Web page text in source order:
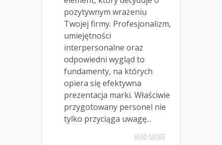
pozytywnym wrażeniu
Twojej firmy. Profesjonalizm,
umiejętności
interpersonalne oraz
odpowiedni wygląd to
fundamenty, na których
opiera się efektywna
prezentacja marki. Właściwie
przygotowany personel nie
tylko przyciąga uwagę...
READ MORE